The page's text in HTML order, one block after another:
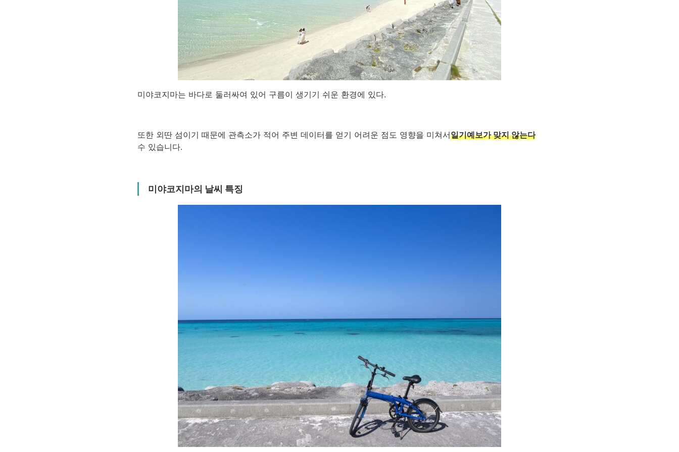
미야코지마는 바다로 둘러싸여 있어 구름이 생기기 쉬운 환경에 있다.
또한 외딴 섬이기 때문에 관측소가 적어 주변 데이터를 얻기 어려운 점도 영향을 미쳐서일기예보가 맞지 않는다
수 있습니다.
미야코지마의 날씨 특징